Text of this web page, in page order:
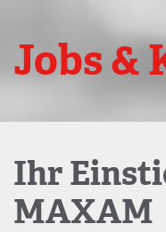
Jobs &
Ihr
MAXAM